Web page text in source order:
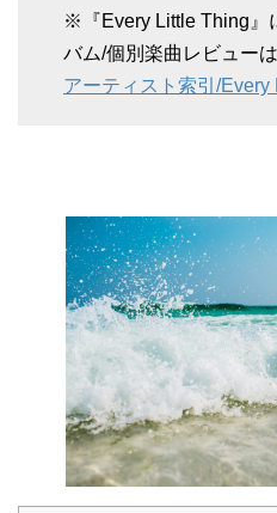
※『Every Little Thing』
バム/個別楽曲レビュー
アーティスト索引/Every